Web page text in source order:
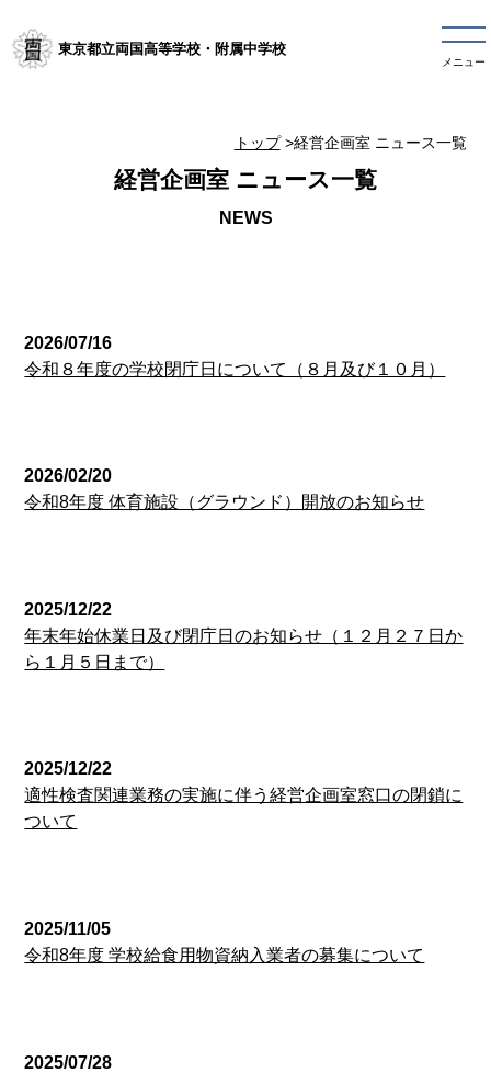
東京都立両国高等学校・附属中学校
メニュー
トップ>経営企画室 ニュース一覧
経営企画室 ニュース一覧
2026/07/16
令和８年度の学校閉庁日について（８月及び１０月）
2026/02/20
令和8年度 体育施設（グラウンド）開放のお知らせ
2025/12/22
年末年始休業日及び閉庁日のお知らせ（１２月２７日か
ら１月５日まで）
2025/12/22
適性検査関連業務の実施に伴う経営企画室窓口の閉鎖に
ついて
2025/11/05
令和8年度 学校給食用物資納入業者の募集について
2025/07/28